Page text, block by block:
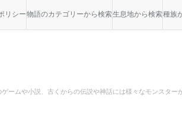
リシー物語のカテゴリーから検索生息地から検索種族
ームや小説、古くからの伝説や神話には様々なモンスタ